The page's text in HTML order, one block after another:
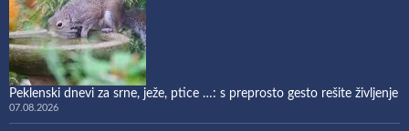
Peklenski dnevi za srne, ježe, ptice …: s preprosto gesto rešite življenje
07.08.2026